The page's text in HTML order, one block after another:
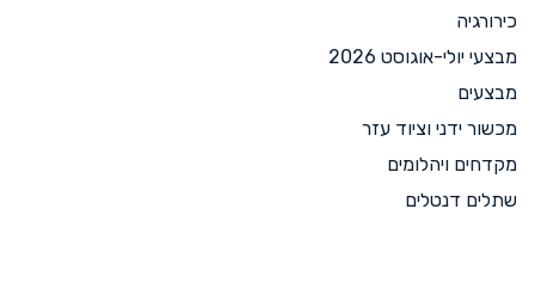
כירורגיה
מבצעי יולי-אוגוסט 2026
מבצעים
מכשור ידני וציוד עזר
מקדחים ויהלומים
שתלים דנטלים